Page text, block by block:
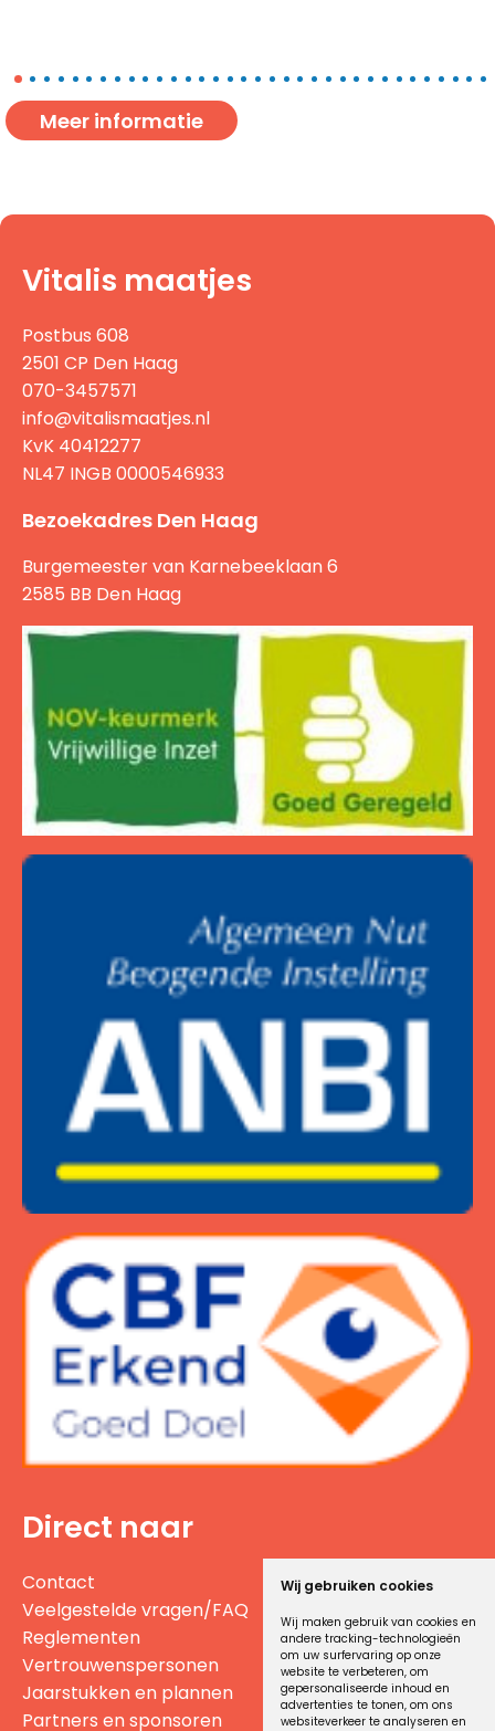
Wij gebruiken cookies
Wij maken gebruik van cookies en
andere tracking-technologieën
om uw surfervaring op onze
website te verbeteren, om
gepersonaliseerde inhoud en
advertenties te tonen, om ons
websiteverkeer te analyseren en
Meer informatie
Vitalis maatjes
Postbus 608
2501 CP Den Haag
070-3457571
info@vitalismaatjes.nl
KvK 40412277
NL47 INGB 0000546933
Bezoekadres Den Haag
Burgemeester van Karnebeeklaan 6
2585 BB Den Haag
Direct naar
Contact
Veelgestelde vragen/FAQ
Reglementen
Vertrouwenspersonen
Jaarstukken en plannen
Partners en sponsoren